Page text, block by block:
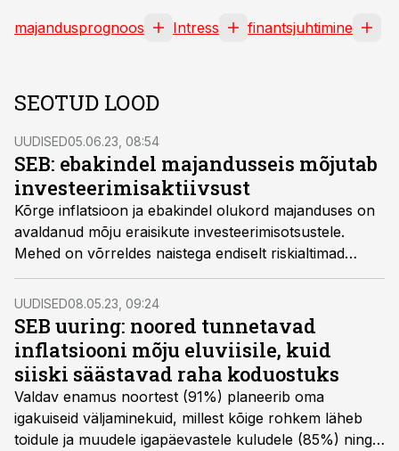
majandusprognoos Intress finantsjuhtimine
SEOTUD LOOD
UUDISED05.06.23, 08:54
SEB: ebakindel majandusseis mõjutab
investeerimisaktiivsust
Kõrge inflatsioon ja ebakindel olukord majanduses on
avaldanud mõju eraisikute investeerimisotsustele.
Mehed on võrreldes naistega endiselt riskialtimad
investeerijad, naised eelistavad Eestis pigem tähtajalisi
hoiuseid ja fonde, näitab SEB analüüs.
UUDISED08.05.23, 09:24
SEB uuring: noored tunnetavad
inflatsiooni mõju eluviisile, kuid
siiski säästavad raha koduostuks
Valdav enamus noortest (91%) planeerib oma
igakuiseid väljaminekuid, millest kõige rohkem läheb
toidule ja muudele igapäevastele kuludele (85%) ning